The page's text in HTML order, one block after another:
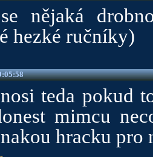
nějaká
hezké ručníky)
teda pokud
mimcu
hracku pro